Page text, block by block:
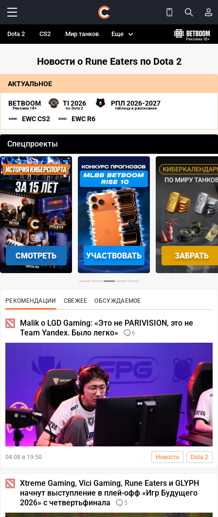
Dota 2 CS2 Мир танков Еще
Новости о Rune Eaters по Dota 2
АКТУАЛЬНОЕ
BETBOOM
Реклама 18+
TI 2026
по Dota 2
РПЛ 2026-2027
таблица и расписание
EWC CS2 EWC R6
Спецпроекты
СМОТРЕТЬ УЧАСТВОВАТЬ ЗАБРАТЬ
‹ ›
РЕКОМЕНДАЦИИ СВЕЖЕЕ ОБСУЖДАЕМОЕ
Malik о LGD Gaming: «Это не PARIVISION, это не
Team Yandex. Было легко»
6
04.08 в 19:50 Новость Dota 2
Xtreme Gaming, Vici Gaming, Rune Eaters и GLYPH
начнут выступление в плей-офф «Игр Будущего
2026» с четвертьфинала
5